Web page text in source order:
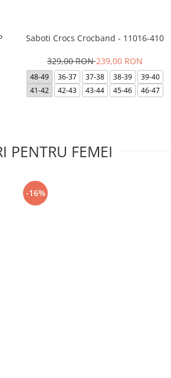
Saboti Crocs Crocband - 11016-410
329,00 RON239,00 RON
48-49 36-37 37-38 38-39
39-40
41-42
42-43 43-44 45-46 46-47
PENTRU FEMEI
-16%